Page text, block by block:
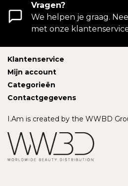
Vragen?
We helpen je graag.
met onze
Klantenservice
Mijn account
Categorieën
Contactgegevens
I.Am is created by the WWBD